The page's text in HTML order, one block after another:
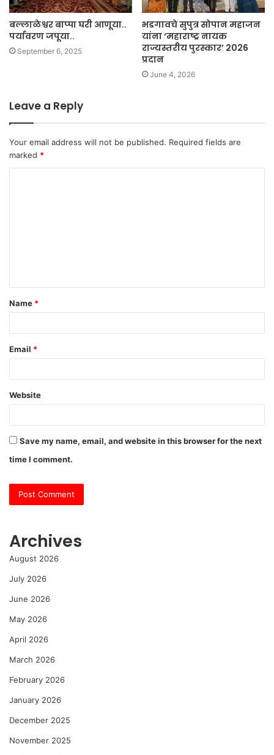
बल्लाळेश्वर बाप्पा घरी आणूया..
पर्यावरण जपूया..
September 6, 2025
भडगावचे सुपुत्र सोपान महाजन
यांना ‘महाराष्ट्र नायक
राज्यस्तरीय पुरस्कार’ 2026
प्रदान
June 4, 2026
Leave a Reply
Your email address will not be published. Required fields are
marked *
t
*
Name *
Email *
Website
Save my name, email, and website in this browser for the next
time I comment.
Archives
August 2026
July 2026
June 2026
May 2026
April 2026
March 2026
February 2026
January 2026
December 2025
November 2025